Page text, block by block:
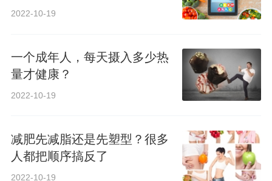
2022-10-19
一个成年人，每天摄入多少热
量才健康？
2022-10-19
减肥先减脂还是先塑型？很多
人都把顺序搞反了
2022-10-19